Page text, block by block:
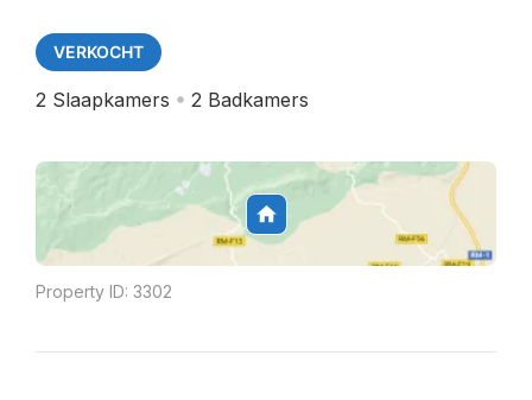
VERKOCHT
2 Slaapkamers 2 Badkamers
Property ID: 3302